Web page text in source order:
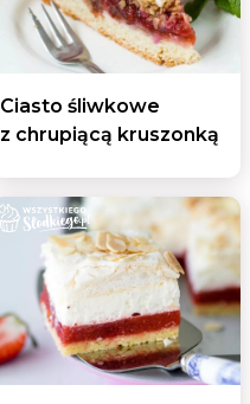
Ciasto śliwkowe
z chrupiącą kruszonką